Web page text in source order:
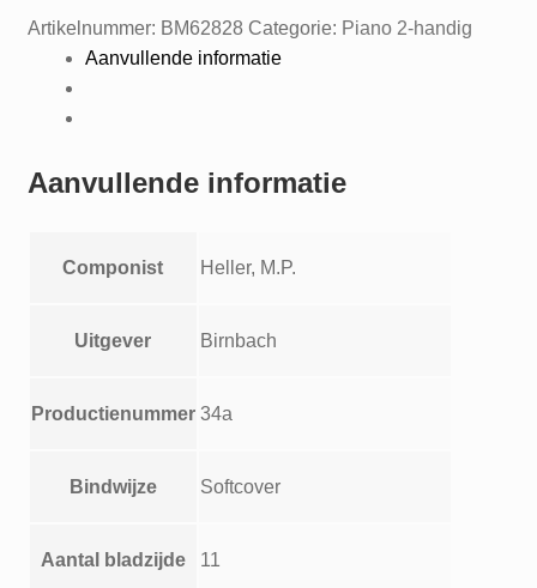
Artikelnummer: BM62828 Categorie: Piano 2-handig
Aanvullende informatie
Aanvullende informatie
Componist Heller, M.P.
Uitgever Birnbach
Productienummer 34a
Bindwijze Softcover
Aantal bladzijde 11